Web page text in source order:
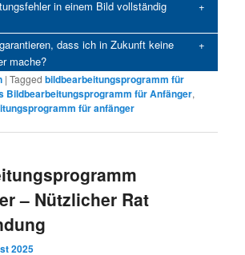
in einem Bild vollständig
dass ich in Zukunft keine
mache?
|Tagged bildbearbeitungsprogramm für
Bildbearbeitungsprogramm für Anfänger,
für anfänger
– Nützlicher Rat
2025